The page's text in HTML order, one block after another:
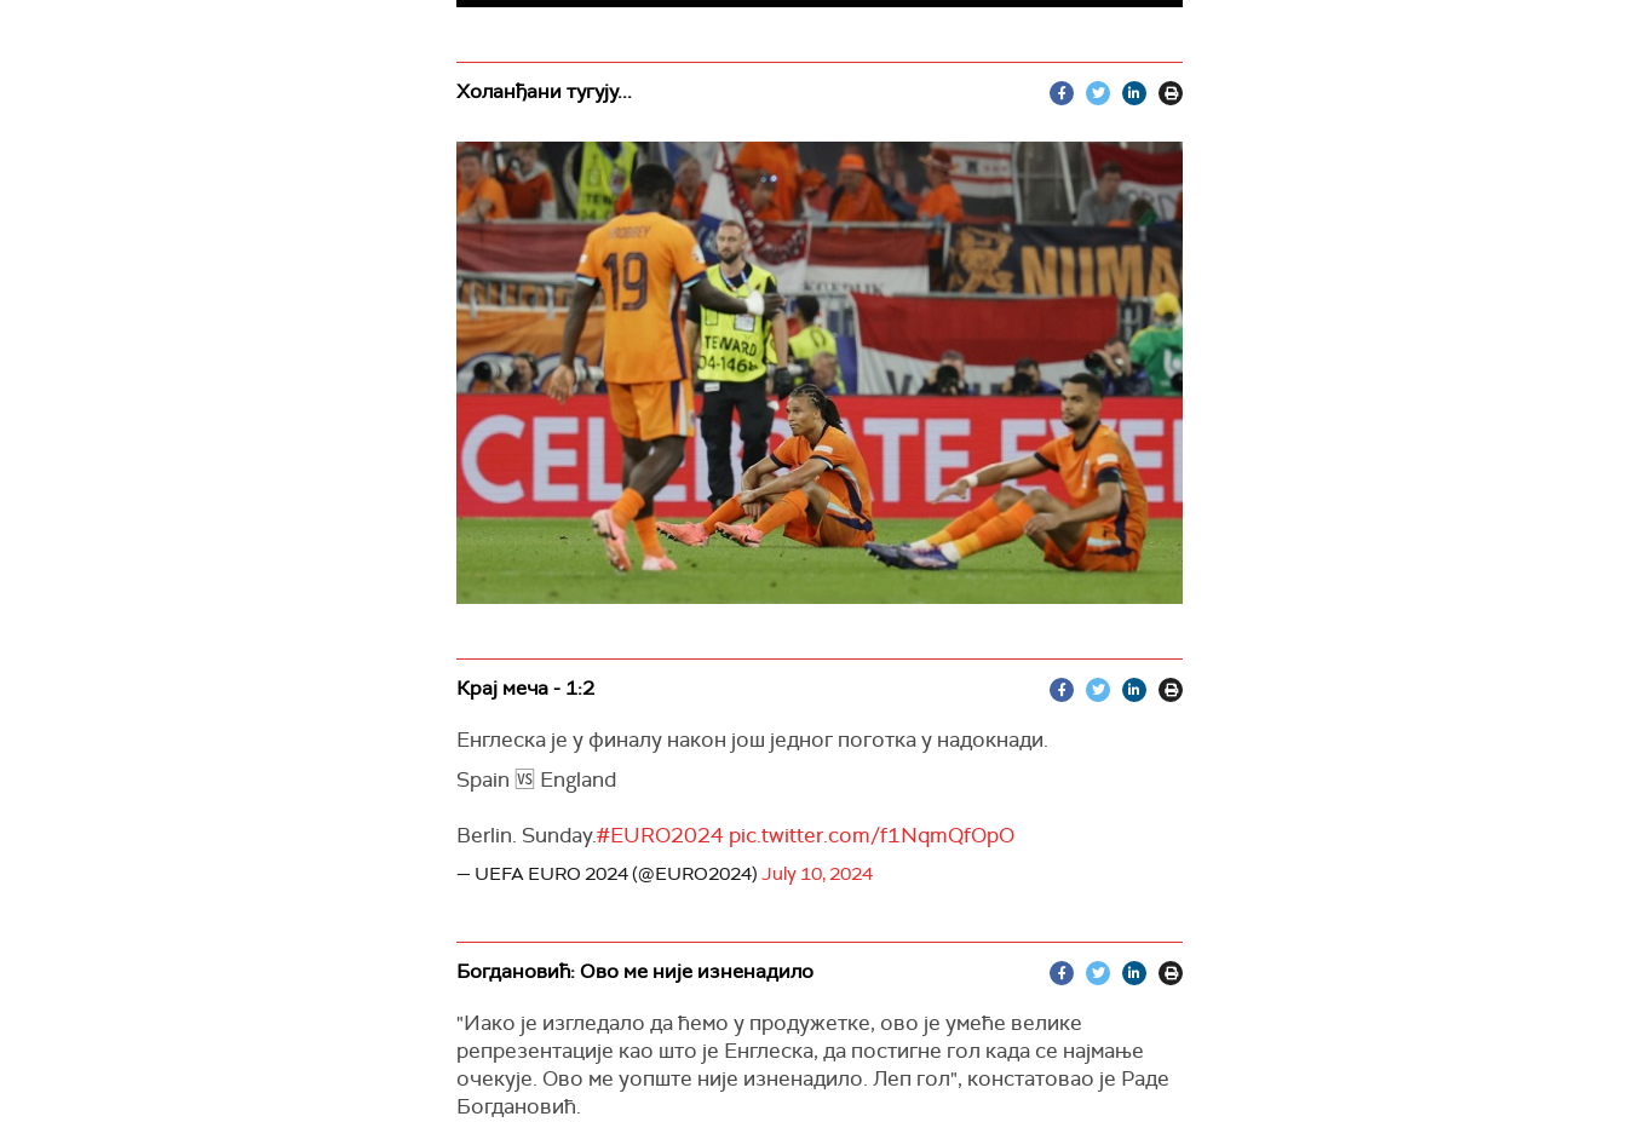
Холанђани тугују...
Крај меча - 1:2
Енглеска је у финалу након још једног поготка у надокнади.
Spain 🆚 England
Berlin. Sunday.#EURO2024 pic.twitter.com/f1NqmQfOpO
— UEFA EURO 2024 (@EURO2024) July 10, 2024
Богдановић: Ово ме није изненадило
"Иако је изгледало да ћемо у продужетке, ово је умеће велике
репрезентације као што је Енглеска, да постигне гол када се најмање
очекује. Ово ме уопште није изненадило. Леп гол", констатовао је Раде
Богдановић.